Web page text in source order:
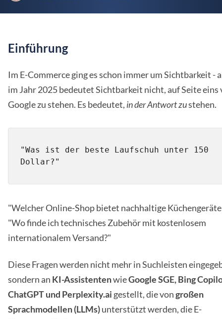
Einführung
Im E-Commerce ging es schon immer um Sichtbarkeit -
im Jahr 2025 bedeutet Sichtbarkeit nicht, auf Seite eins
Google zu stehen. Es bedeutet, in der Antwort zustehen.
"Was ist der beste Laufschuh unter 150
"Welcher Online-Shop bietet nachhaltige Küchengeräte
"Wo finde ich technisches Zubehör mit kostenlosem
internationalem Versand?"
Diese Fragen werden nicht mehr in Suchleisten
sondern an KI-AssistentenwieGoogle SGE, Bing
ChatGPT und Perplexity.ai gestellt, die vongroßen
Sprachmodellen (LLMs)unterstützt werden, die E-